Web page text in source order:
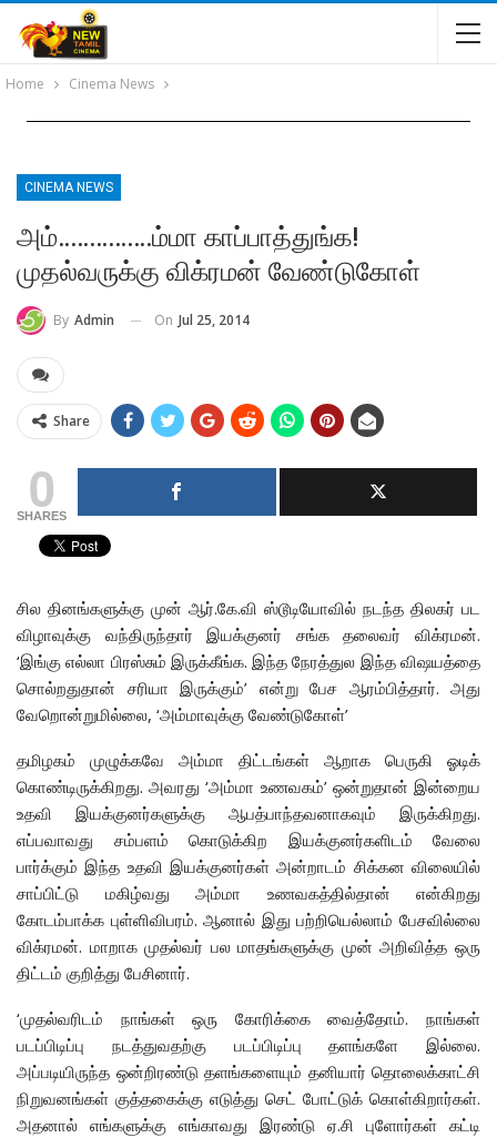
Home Cinema News
CINEMA NEWS
அம்……………ம்மா காப்பாத்துங்க!
முதல்வருக்கு விக்ரமன் வேண்டுகோள்
By Admin On Jul 25, 2014
Share
0
SHARES
சில தினங்களுக்கு முன் ஆர்.கே.வி ஸ்டூடியோவில் நடந்த திலகர் பட
விழாவுக்கு வந்திருந்தார் இயக்குனர் சங்க தலைவர் விக்ரமன்.
‘இங்கு எல்லா பிரஸ்சும் இருக்கீங்க. இந்த நேரத்துல இந்த விஷயத்தை
சொல்றதுதான் சரியா இருக்கும்’ என்று பேச ஆரம்பித்தார். அது
வேறொன்றுமில்லை, ‘அம்மாவுக்கு வேண்டுகோள்’
தமிழகம் முழுக்கவே அம்மா திட்டங்கள் ஆறாக பெருகி ஓடிக்
கொண்டிருக்கிறது. அவரது ‘அம்மா உணவகம்’ ஒன்றுதான் இன்றைய
உதவி இயக்குனர்களுக்கு ஆபத்பாந்தவனாகவும் இருக்கிறது.
எப்பவாவது சம்பளம் கொடுக்கிற இயக்குனர்களிடம் வேலை
பார்க்கும் இந்த உதவி இயக்குனர்கள் அன்றாடம் சிக்கன விலையில்
சாப்பிட்டு மகிழ்வது அம்மா உணவகத்தில்தான் என்கிறது
கோடம்பாக்க புள்ளிவிபரம். ஆனால் இது பற்றியெல்லாம் பேசவில்லை
விக்ரமன். மாறாக முதல்வர் பல மாதங்களுக்கு முன் அறிவித்த ஒரு
திட்டம் குறித்து பேசினார்.
‘முதல்வரிடம் நாங்கள் ஒரு கோரிக்கை வைத்தோம். நாங்கள்
படப்பிடிப்பு நடத்துவதற்கு படப்பிடிப்பு தளங்களே இல்லை.
அப்படியிருந்த ஒன்றிரண்டு தளங்களையும் தனியார் தொலைக்காட்சி
நிறுவனங்கள் குத்தகைக்கு எடுத்து செட் போட்டுக் கொள்கிறார்கள்.
அதனால் எங்களுக்கு எங்காவது இரண்டு ஏ.சி புளோர்கள் கட்டி